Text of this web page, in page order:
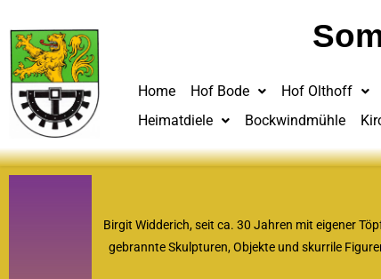
Home Hof Bode Hof Olthoff
Heimatdiele
Bockwindmühle
Birgit Widderich, seit ca. 30 Jahren mit eigener
gebrannte Skulpturen, Objekte und skurrile